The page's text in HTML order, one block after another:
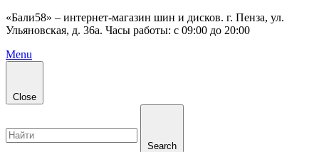
«Бали58» – интернет-магазин шин и дисков. г. Пенза, ул.
Ульяновская, д. 36а. Часы работы: с 09:00 до 20:00
Menu
Close
Search